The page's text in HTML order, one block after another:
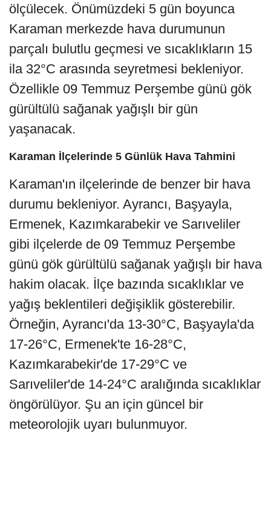
ölçülecek. Önümüzdeki 5 gün boyunca
Karaman merkezde hava durumunun
parçalı bulutlu geçmesi ve sıcaklıkların 15
ila 32°C arasında seyretmesi bekleniyor.
Özellikle 09 Temmuz Perşembe günü gök
gürültülü sağanak yağışlı bir gün
yaşanacak.
Karaman İlçelerinde 5 Günlük Hava Tahmini
Karaman'ın ilçelerinde de benzer bir hava
durumu bekleniyor. Ayrancı, Başyayla,
Ermenek, Kazımkarabekir ve Sarıveliler
gibi ilçelerde de 09 Temmuz Perşembe
günü gök gürültülü sağanak yağışlı bir hava
hakim olacak. İlçe bazında sıcaklıklar ve
yağış beklentileri değişiklik gösterebilir.
Örneğin, Ayrancı'da 13-30°C, Başyayla'da
17-26°C, Ermenek'te 16-28°C,
Kazımkarabekir'de 17-29°C ve
Sarıveliler'de 14-24°C aralığında sıcaklıklar
öngörülüyor. Şu an için güncel bir
meteorolojik uyarı bulunmuyor.